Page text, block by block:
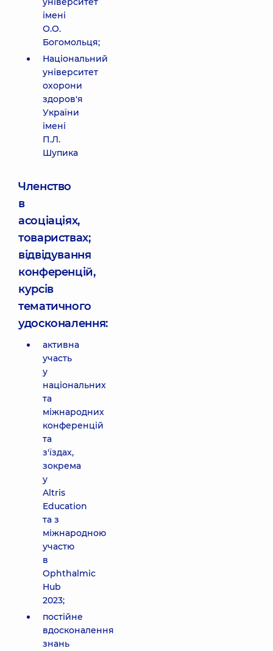
імені
О.О.
Богомольця;
Національний
університет
охорони
здоров'я
України
імені
П.Л.
Шупика
Членство
в
асоціаціях,
товариствах;
відвідування
конференцій,
курсів
тематичного
удосконалення:
активна
участь
у
національних
та
міжнародних
конференцій
та
з'їздах,
зокрема
у
Altris
Education
та з
міжнародною
участю
в
Ophthalmic
Hub
2023;
постійне
вдосконалення
знань